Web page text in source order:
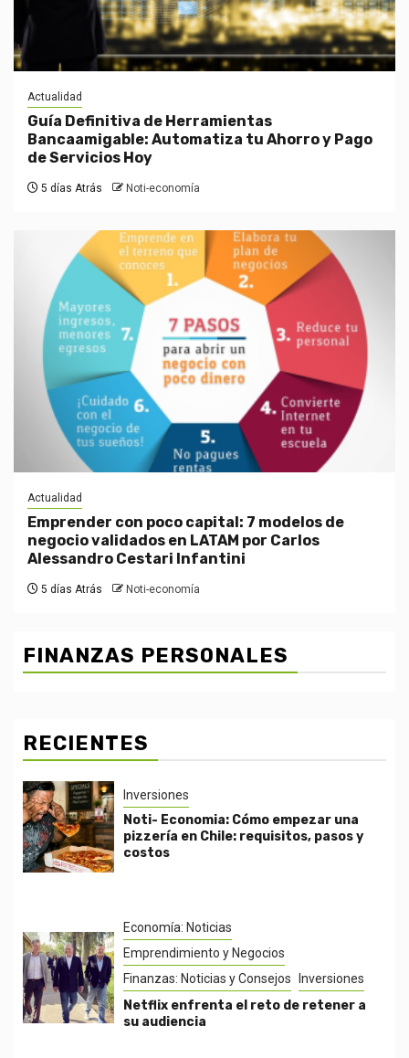
Actualidad
Guía Definitiva de Herramientas
Bancaamigable: Automatiza tu Ahorro y Pago
de Servicios Hoy
5 días Atrás Noti-economía
Actualidad
Emprender con poco capital: 7 modelos de
negocio validados en LATAM por Carlos
Alessandro Cestari Infantini
5 días Atrás Noti-economía
FINANZAS PERSONALES
RECIENTES
Inversiones
Noti- Economia: Cómo empezar una
pizzería en Chile: requisitos, pasos y
costos
Economía: Noticias
Emprendimiento y Negocios
Finanzas: Noticias y Consejos
Inversiones
Netflix enfrenta el reto de retener a
su audiencia